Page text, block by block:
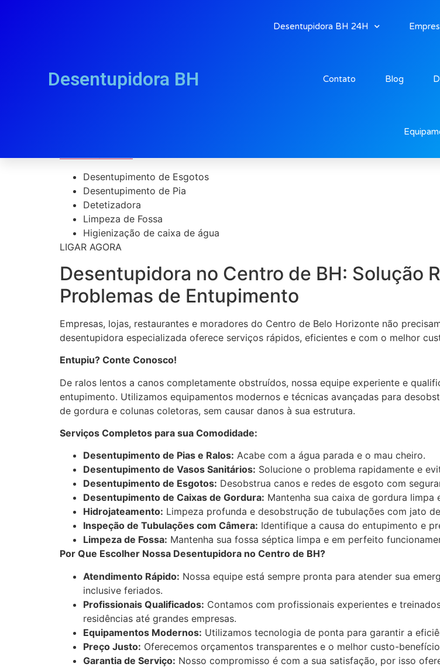
Desentupidora BH
Desentupidora BH 24H
Contato Blog
Desentupimento de Esgotos
Desentupimento de Pia
Detetizadora
Limpeza de Fossa
Higienização de caixa de água
LIGAR AGORA
Desentupidora no Centro de BH: Solução
Problemas de Entupimento
Empresas, lojas, restaurantes e moradores do Centro de Belo Horizonte não
desentupidora especializada oferece serviços rápidos, eficientes e com o melhor
Entupiu? Conte Conosco!
De ralos lentos a canos completamente obstruídos, nossa equipe experiente e
entupimento. Utilizamos equipamentos modernos e técnicas avançadas para
de gordura e colunas coletoras, sem causar danos à sua estrutura.
Serviços Completos para sua Comodidade:
Desentupimento de Pias e Ralos: Acabe com a água parada e o mau cheiro.
Desentupimento de Vasos Sanitários: Solucione o problema rapidamente e
Desentupimento de Esgotos: Desobstrua canos e redes de esgoto com
Desentupimento de Caixas de Gordura: Mantenha sua caixa de gordura
Hidrojateamento: Limpeza profunda e desobstrução de tubulações com jato
Inspeção de Tubulações com Câmera: Identifique a causa do entupimento e
Limpeza de Fossa: Mantenha sua fossa séptica limpa e em perfeito
Por Que Escolher Nossa Desentupidora no Centro de BH?
Atendimento Rápido: Nossa equipe está sempre pronta para atender sua
inclusive feriados.
Profissionais Qualificados: Contamos com profissionais experientes e
residências até grandes empresas.
Equipamentos Modernos: Utilizamos tecnologia de ponta para garantir a
Preço Justo: Oferecemos orçamentos transparentes e o melhor custo-
Garantia de Serviço: Nosso compromisso é com a sua satisfação, por isso